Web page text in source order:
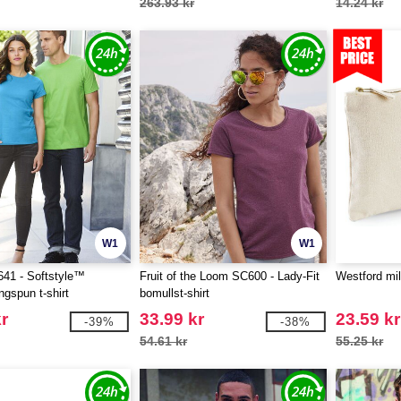
W1
- Softstyle™
t-shirt
-39%
W1
Fruit of the Loom SC600 - Lady-Fit
bomullst-shirt
33.99 kr
54.61 kr
-38%
Westford
23.59 kr
55.25 kr